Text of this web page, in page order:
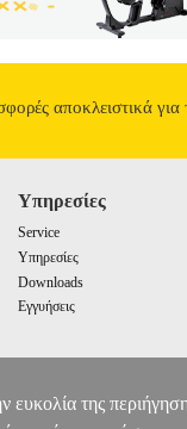
αποκλειστικά
Υπηρεσίες
Service
Υπηρεσίες
Downloads
Εγγυήσεις
ευκολία της